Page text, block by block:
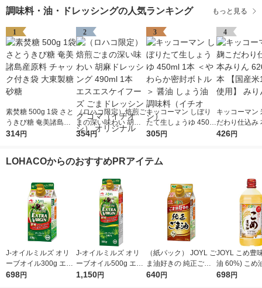
調味料・油・ドレッシングの人気ランキング もっと見る
1
素焚糖 500g 1袋 さと
うきび糖 奄美諸島産
原料 チャック付き袋
314円
2
（ロハコ限定）焙煎ご
まの深い味わい 胡麻
ドレッシング 490ml 1
ゴマ（イチオシ） オ
354円
3
キッコーマン しぼり
たて生しょうゆ 450m
l 1本 ＜やわらか密封
シ）
305円
4
キッコーマン
だわり仕込み
ん 620ml 1本
426円
LOHACOからのおすすめPRアイテム
J-オイルミルズ オリ
ーブオイル300g エキ
ストラバージン スペ
698円
J-オイルミルズ オリ
ーブオイル500g エキ
ストラバージン スペ
1,150円
（紙パック） JOYL ご
ま油好きの 純正ごま
油 300g 1本 味の素 J-
640円
JOYL こめ豊
油 60%) こめ油 ブレ
ンド 味の素
698円